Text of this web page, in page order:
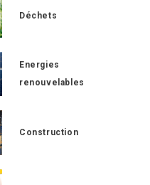
Déchets
Energies
renouvelables
Construction